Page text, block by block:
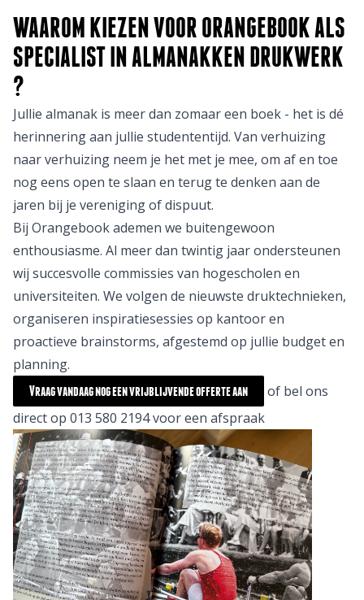
WAAROM KIEZEN VOOR ORANGEBOOK ALS
SPECIALIST IN ALMANAKKEN DRUKWERK
?
Jullie almanak is meer dan zomaar een boek - het is dé
herinnering aan jullie studententijd. Van verhuizing
naar verhuizing neem je het met je mee, om af en toe
nog eens open te slaan en terug te denken aan de
jaren bij je vereniging of dispuut.
Bij Orangebook ademen we buitengewoon
enthousiasme. Al meer dan twintig jaar ondersteunen
wij succesvolle commissies van hogescholen en
universiteiten. We volgen de nieuwste druktechnieken,
organiseren inspiratiesessies op kantoor en
proactieve brainstorms, afgestemd op jullie budget en
planning.
Vraag vandaag nog een vrijblijvende offerte aan
of bel ons
direct op 013 580 2194 voor een afspraak